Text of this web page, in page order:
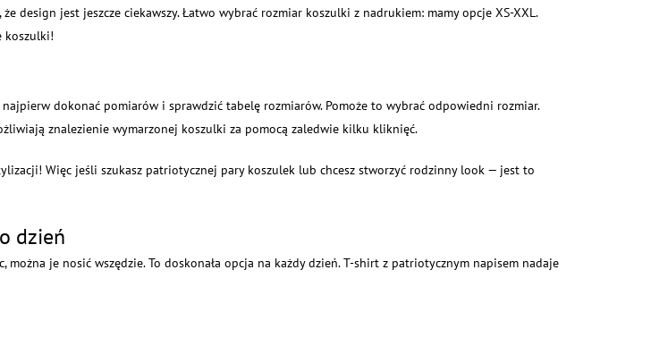
design jest jeszcze ciekawszy. Łatwo wybrać rozmiar koszulki z nadrukiem: mamy opcje XS-XXL.
koszulki!
dokonać pomiarów i sprawdzić tabelę rozmiarów. Pomoże to wybrać odpowiedni rozmiar.
znalezienie wymarzonej koszulki za pomocą zaledwie kilku kliknięć.
Więc jeśli szukasz patriotycznej pary koszulek lub chcesz stworzyć rodzinny look — jest to
dzień
je nosić wszędzie. To doskonała opcja na każdy dzień. T-shirt z patriotycznym napisem nadaje